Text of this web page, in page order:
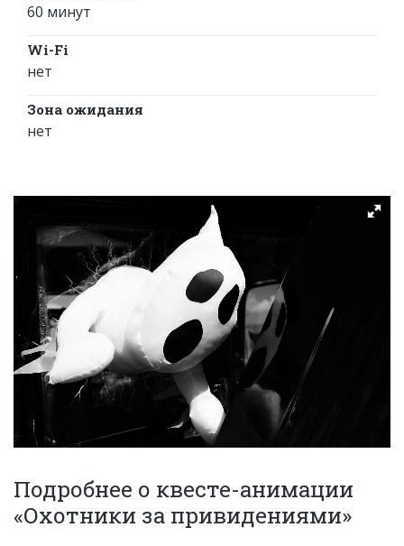
60 минут
Wi-Fi
нет
Зона ожидания
нет
Подробнее о квесте-анимации
«Охотники за привидениями»